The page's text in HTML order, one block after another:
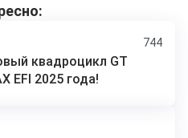
744
квадроцикл GT
EFI 2025 года!